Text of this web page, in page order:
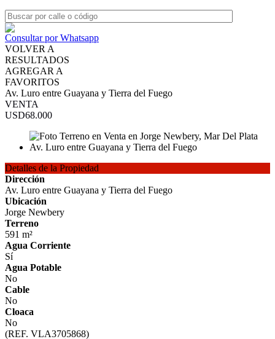
Consultar por Whatsapp
VOLVER A
RESULTADOS
AGREGAR A
FAVORITOS
Av. Luro entre Guayana y Tierra del Fuego
VENTA
USD68.000
Detalles de la Propiedad
Dirección
Av. Luro entre Guayana y Tierra del Fuego
Ubicación
Jorge Newbery
Terreno
591 m²
Agua Corriente
Sí
Agua Potable
No
Cable
No
Cloaca
No
(REF. VLA3705868)